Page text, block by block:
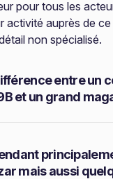
pour tous les
activité auprès de
non spécialisé.
entre un
et un grand
mais aussi